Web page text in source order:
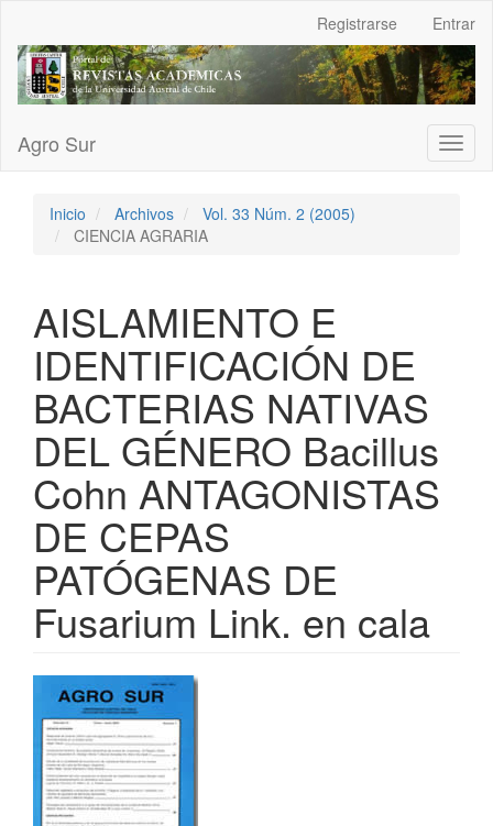
Contenido
principal
Barra
Registrarse Entrar
Agro Sur
Inicio Archivos
Vol. 33 Núm. 2 (2005)
CIENCIA AGRARIA
AISLAMIENTO E
IDENTIFICACIÓN DE
BACTERIAS NATIVAS
DEL GÉNERO Bacillus
Cohn ANTAGONISTAS
DE CEPAS
PATÓGENAS DE
Fusarium Link. en cala
Barra
lateral
del
artículo